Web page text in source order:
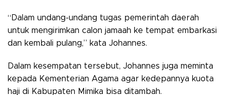
“Dalam undang-undang tugas pemerintah daerah
untuk mengirimkan calon jamaah ke tempat embarkasi
dan kembali pulang,” kata Johannes.
Dalam kesempatan tersebut, Johannes juga meminta
kepada Kementerian Agama agar kedepannya kuota
haji di Kabupaten Mimika bisa ditambah.